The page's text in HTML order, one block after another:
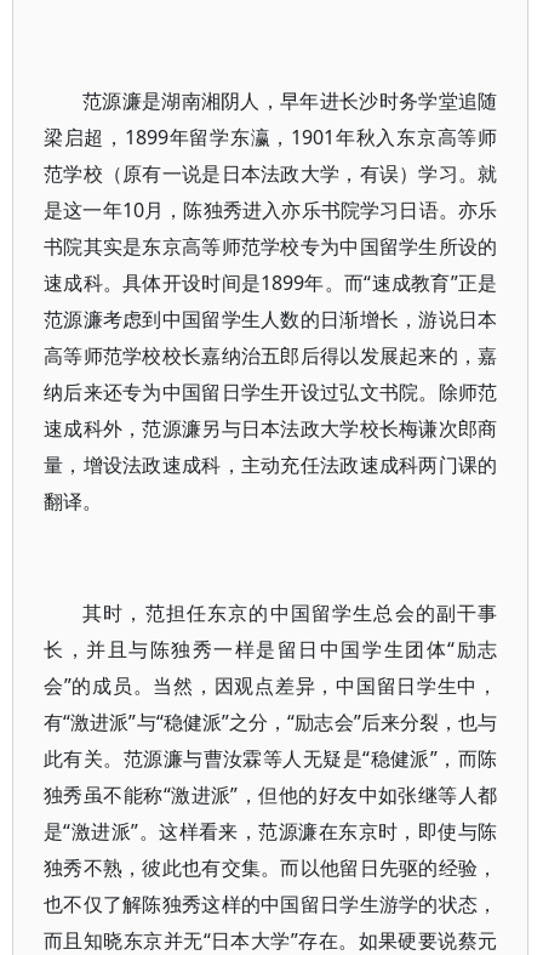
范源濂是湖南湘阴人，早年进长沙时务学堂追随
梁启超，1899年留学东瀛，1901年秋入东京高等师
范学校（原有一说是日本法政大学，有误）学习。就
是这一年10月，陈独秀进入亦乐书院学习日语。亦乐
书院其实是东京高等师范学校专为中国留学生所设的
速成科。具体开设时间是1899年。而“速成教育”正是
范源濂考虑到中国留学生人数的日渐增长，游说日本
高等师范学校校长嘉纳治五郎后得以发展起来的，嘉
纳后来还专为中国留日学生开设过弘文书院。除师范
速成科外，范源濂另与日本法政大学校长梅谦次郎商
量，增设法政速成科，主动充任法政速成科两门课的
翻译。
其时，范担任东京的中国留学生总会的副干事
长，并且与陈独秀一样是留日中国学生团体“励志
会”的成员。当然，因观点差异，中国留日学生中，
有“激进派”与“稳健派”之分，“励志会”后来分裂，也与
此有关。范源濂与曹汝霖等人无疑是“稳健派”，而陈
独秀虽不能称“激进派”，但他的好友中如张继等人都
是“激进派”。这样看来，范源濂在东京时，即使与陈
独秀不熟，彼此也有交集。而以他留日先驱的经验，
也不仅了解陈独秀这样的中国留日学生游学的状态，
而且知晓东京并无“日本大学”存在。如果硬要说蔡元